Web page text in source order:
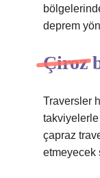
deprem
Çiroz
Traversler
çapraz
etmeyecek